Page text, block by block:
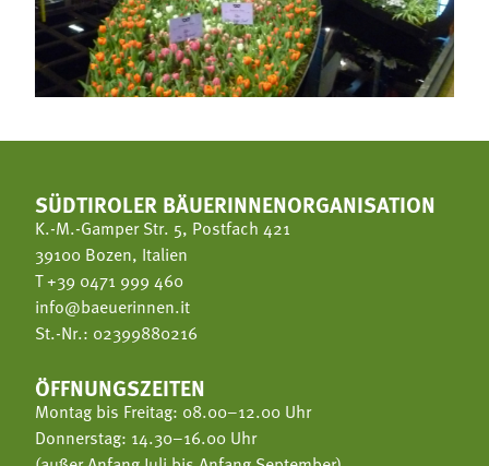
SÜDTIROLER BÄUERINNENORGANISATION
K.-M.-Gamper Str. 5, Postfach 421
39100 Bozen, Italien
T+39 0471 999 460
info@baeuerinnen.it
St.-Nr.: 02399880216
ÖFFNUNGSZEITEN
Montag bis Freitag: 08.00–12.00 Uhr
Donnerstag: 14.30–16.00 Uhr